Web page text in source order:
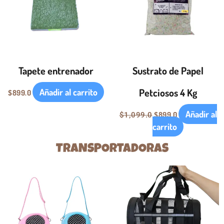
Tapete entrenador
$899.0 Añadir al carrito
Sustrato de Papel
Petciosos 4 Kg
$1,099.0$899.0
Añadir al
carrito
TRANSPORTADORAS
producto
tiene
múltiples
variantes.
Este
producto
tiene
variantes.